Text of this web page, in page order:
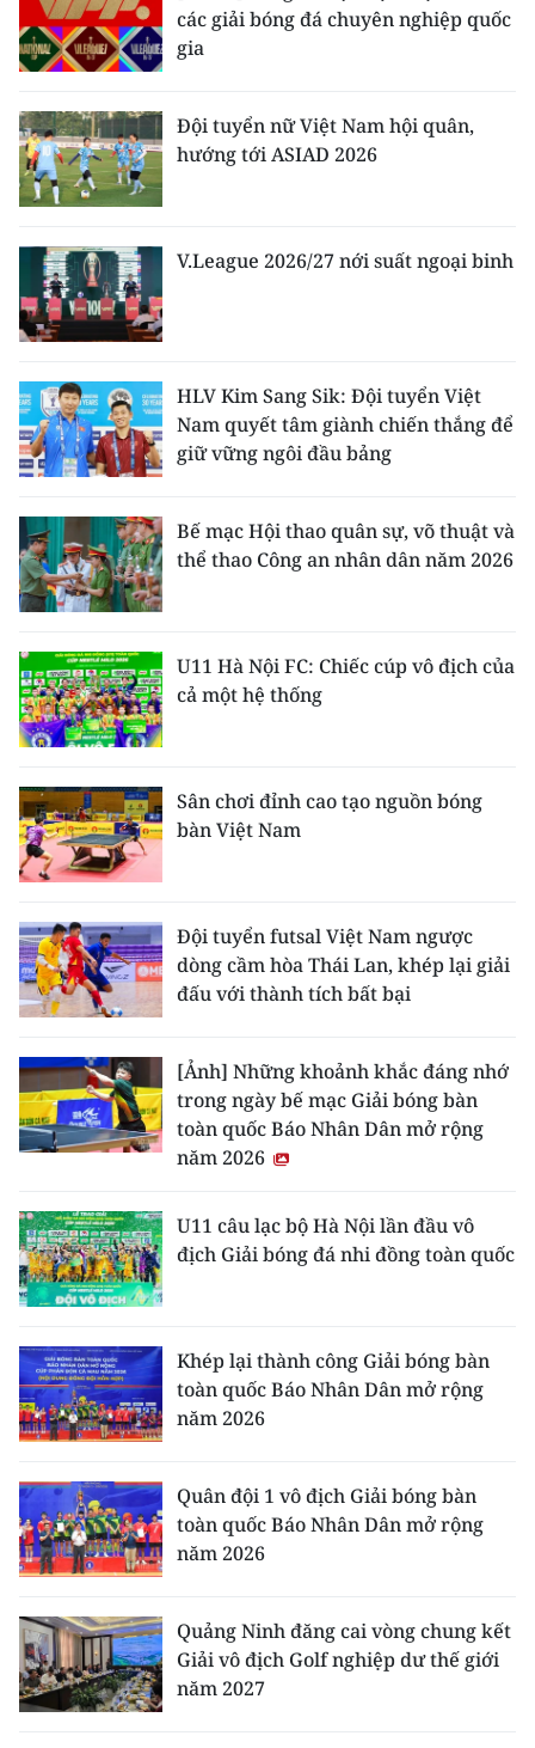
các giải bóng đá chuyên nghiệp quốc
gia
Đội tuyển nữ Việt Nam hội quân,
hướng tới ASIAD 2026
V.League 2026/27 nới suất ngoại binh
HLV Kim Sang Sik: Đội tuyển Việt
Nam quyết tâm giành chiến thắng để
giữ vững ngôi đầu bảng
Bế mạc Hội thao quân sự, võ thuật và
thể thao Công an nhân dân năm 2026
U11 Hà Nội FC: Chiếc cúp vô địch của
cả một hệ thống
Sân chơi đỉnh cao tạo nguồn bóng
bàn Việt Nam
Đội tuyển futsal Việt Nam ngược
dòng cầm hòa Thái Lan, khép lại giải
đấu với thành tích bất bại
[Ảnh] Những khoảnh khắc đáng nhớ
trong ngày bế mạc Giải bóng bàn
toàn quốc Báo Nhân Dân mở rộng
năm 2026
U11 câu lạc bộ Hà Nội lần đầu vô
địch Giải bóng đá nhi đồng toàn quốc
Khép lại thành công Giải bóng bàn
toàn quốc Báo Nhân Dân mở rộng
năm 2026
Quân đội 1 vô địch Giải bóng bàn
toàn quốc Báo Nhân Dân mở rộng
năm 2026
Quảng Ninh đăng cai vòng chung kết
Giải vô địch Golf nghiệp dư thế giới
năm 2027